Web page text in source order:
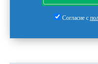
Согласие с